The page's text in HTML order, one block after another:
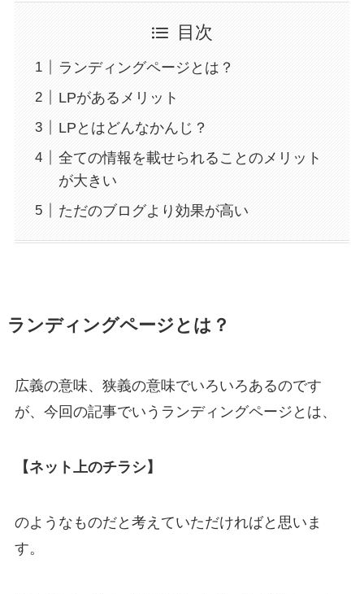
目次
ランディングページとは？
LPがあるメリット
LPとはどんなかんじ？
全ての情報を載せられることのメリット
が大きい
ただのブログより効果が高い
ランディングページとは？
広義の意味、狭義の意味でいろいろあるのです
が、今回の記事でいうランディングページとは、
【ネット上のチラシ】
のようなものだと考えていただければと思いま
す。